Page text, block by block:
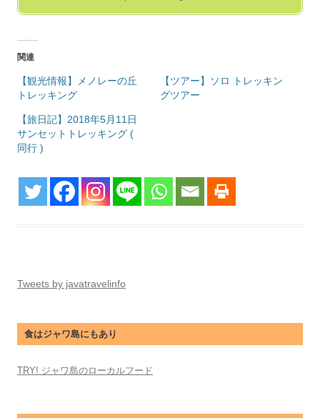
関連
【観光情報】メノレーの丘
トレッキング
【ツアー】ソロ トレッキン
グツアー
【旅日記】2018年5月11日
サンセットトレッキング (
同行 )
Tweets by javatravelinfo
食はジャワ島にもあり
TRY! ジャワ島のローカルフード